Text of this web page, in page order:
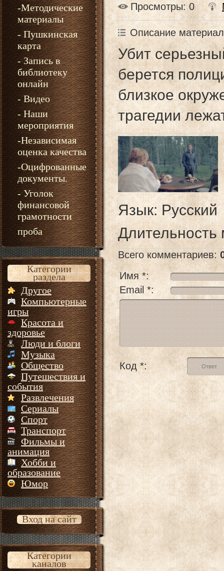
-Методические
материалы
- Пушкинская
карта
- Запись в
библиотеку
онлайн
- Видео
- Наши
мероприятия
-Независимая
оценка качества
-Оцифрованные
документы.
- Уголок
финансовой
грамотности
проба
Категории
раздела
Другое
Компьютерные
игры
Красота и
здоровье
Люди и блоги
Музыка
Общество
Путешествия и
события
Развлечения
Сериалы
Спорт
Транспорт
Фильмы и
анимация
Хобби и
образование
Юмор
Вход на сайт
Категории
каналов
Просмотры: 0
Описание
Убит
берется
близкое
трагедии
Язык: Русский
Длительность
Всего комментариев:
Имя *:
Email *:
Код *: